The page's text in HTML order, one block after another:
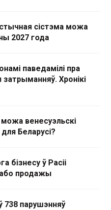
сістэма можа
2027 года
паведамілі пра
затрыманняў. Хронікі
венесуэльскі
Беларусі?
бізнесу ў Расіі
продажы
738 парушэнняў